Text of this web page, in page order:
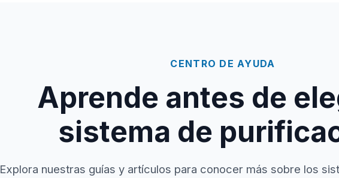
CENTRO DE AYUDA
Aprende antes de
sistema de
Explora nuestras guías y artículos para conocer más sobre los